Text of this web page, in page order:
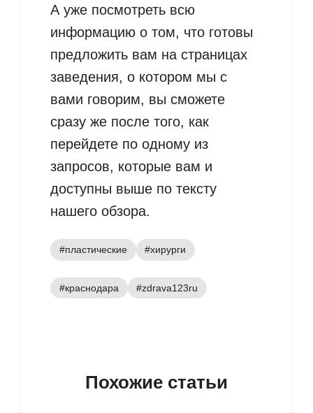
А уже посмотреть всю
информацию о том, что готовы
предложить вам на страницах
заведения, о котором мы с
вами говорим, вы сможете
сразу же после того, как
перейдете по одному из
запросов, которые вам и
доступны выше по тексту
нашего обзора.
#пластические #хирурги
#краснодара #zdrava123ru
Похожие статьи